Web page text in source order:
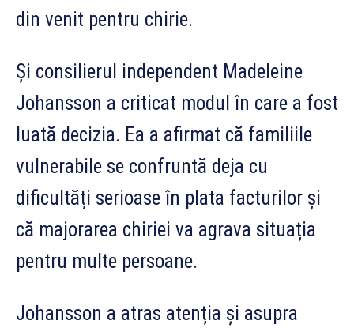
din venit pentru chirie.
Și consilierul independent Madeleine
Johansson a criticat modul în care a fost
luată decizia. Ea a afirmat că familiile
vulnerabile se confruntă deja cu
dificultăți serioase în plata facturilor și
că majorarea chiriei va agrava situația
pentru multe persoane.
Johansson a atras atenția și asupra